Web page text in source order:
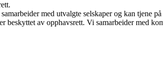
med utvalgte selskaper og kan tjene
beskyttet av opphavsrett. Vi samarbeider med